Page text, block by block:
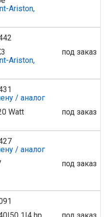
Ariston,
Ariston,
под заказ
/ аналог
Watt
под заказ
/ аналог
под заказ